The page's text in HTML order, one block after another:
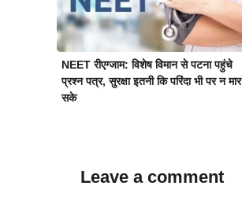
NEET रीएग्जाम: विशेष विमान से पटना पहुंचे
प्रश्न पत्र, सुरक्षा इतनी कि परिंदा भी पर न मार
सके
Leave a comment